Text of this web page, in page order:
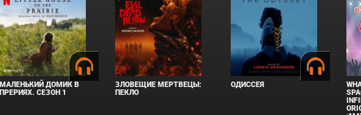
МАЛЕНЬКИЙ ДОМИК В
ПРЕРИЯХ. СЕЗОН 1
ЗЛОВЕЩИЕ МЕРТВЕЦЫ:
ПЕКЛО
ОДИССЕЯ